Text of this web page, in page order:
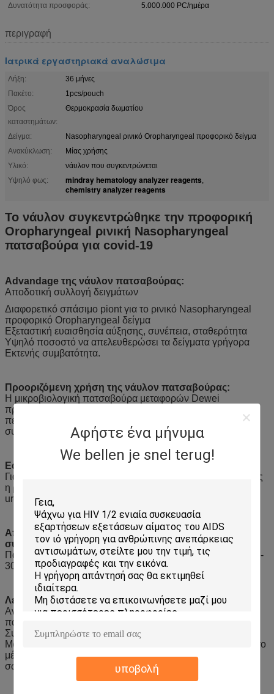
Αφήστε ένα μήνυμα
We bellen je snel terug!
υποβολή
Δυνατότητα προσφοράς:
5.000.000 PC/ημέρα
περιγραφή
Ιατρικά εργαστηριακά αναλώσιμα
Λήξη:
36 μήνες
Πακέτο:
1pcs/pouch
Όρος
καταστημάτων:
Θερμοκρασία δωματίου
Δείγμα:
Nasopharyngeal ρινικό Oropharyngeal προφορικό δείγμα
Ανακύκλωση:
Μίας χρήσης
Υλικό:
νάυλον που συγκεντρώνεται
Υψηλό φως:
mindray hematology analyzer reagents,
chemistry analyzer reagents
Το νάυλον συγκεντρώθηκε την προφορική
Oropharyngeal ρινική Nasopharyngeal
πατσαβούρα για covid-19
Advandage της νάυλον πατσαβούρας:
Αποδοτική συλλογή δειγμάτων
Διαφορετικό σπάσιμο piont για το ρινικό Nasopharyngeal
προφορικό Oropharyngeal δείγμα
Εξεταστική ευαισθησία αύξησης, συνέπεια, σταθερότητα
Υψηλό ποσοστό να απελευθερώσει τα δείγματα γρήγορα
Εκτενής συμβατότητα.
Προοριζόμενη χρήση της νάυλον πατσαβούρας:
Η μικροβιολογική πατσαβούρα μεταφορών Dewei
προορίζεται για τη συλλογή των κλινικών δειγμάτων που
περιέχουν το παθογόνο microorga- nisms από την περιοχή
συλλογής στο εργαστήριο δοκιμής.
Εφαρμογή της νάυλον πατσαβούρας:
Για τη χρήση των βιολογικών δειγμάτων για τη δοκιμή όπως
η ρινική κοιλότητα, η στοματική κοιλότητα, ο κόλπος και το
urethral στόμιο.
Αποθήκευση & ζωή του προϊόντος στο ράφι της
συγκεντρωμένης πατσαβούρας:
Πατσαβούρες καταστημάτων στη θερμοκρασία δωματίου (2-
30°C) για 3 έτη.
Λειτουργία της συγκεντρωμένης πατσαβούρας:
Ανοίξτε το ανώτερο μέρος της συσκευασίας και βγάλτε την
πατσαβούρα.
Συλλέξτε το δείγμα.
Μόλις συλλεχθεί το δείγμα, παρεμβάλτε την πατσαβούρα στο
μέσο έπειτα απόθεμα μεταφορών και λειτουργήστε με το
σωστό τρόπο.